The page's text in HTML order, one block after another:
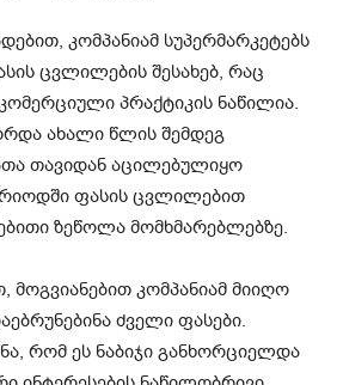
კომპანიამ სუპერმარკეტებს
ცვლილების შესახებ, რაც
პრაქტიკის ნაწილია.
ახალი წლის შემდეგ
თავიდან აცილებულიყო
ფასის ცვლილებით
ზეწოლა მომხმარებლებზე.
მოგვიანებით კომპანიამ მიიღო
ძველი ფასები.
რომ ეს ნაბიჯი განხორციელდა